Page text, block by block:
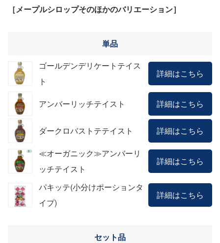
［メープルシロップそのほかのバリエーション］
単品
ゴールデンデリケートテイス
ト
詳細はこちら
アンバーリッチテイスト 詳細はこちら
ダークロバストテテイスト
詳細はこちら
≪オーガニック≫アンバーリ
ッチテイスト
詳細はこちら
パキッテ(小分けポーションタ
イプ)
詳細はこちら
セット品